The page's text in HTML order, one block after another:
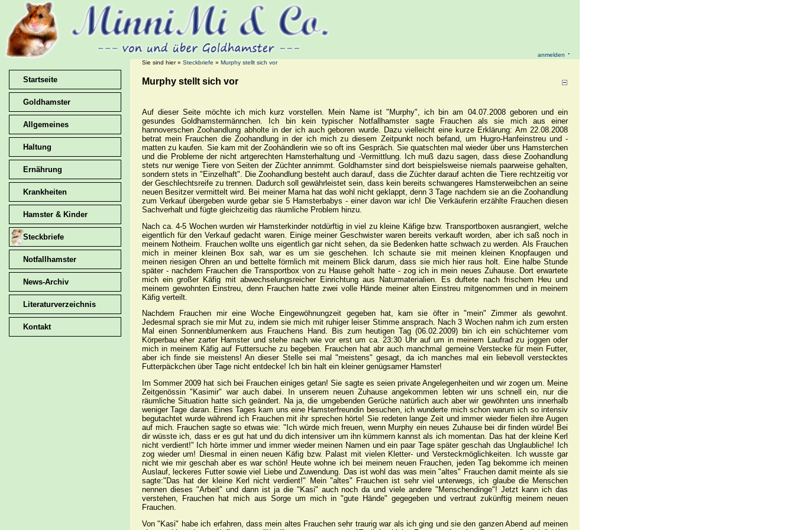
anmelden ·
Startseite
Goldhamster
Allgemeines
Haltung
Ernährung
Krankheiten
Hamster & Kinder
Steckbriefe
Notfallhamster
News-Archiv
Literaturverzeichnis
Kontakt
Sie sind hier » Steckbriefe » Murphy stellt sich vor
Murphy stellt sich vor
Auf dieser Seite möchte ich mich kurz vorstellen. Mein Name ist "Murphy", ich bin am 04.07.2008 geboren und ein
gesundes Goldhamstermännchen. Ich bin kein typischer Notfallhamster sagte Frauchen als sie mich aus einer
hannoverschen Zoohandlung abholte in der ich auch geboren wurde. Dazu vielleicht eine kurze Erklärung: Am 22.08.2008
betrat mein Frauchen die Zoohandlung in der ich mich zu diesem Zeitpunkt noch befand, um Hugro-Hanfeinstreu und -
matten zu kaufen. Sie kam mit der Zoohändlerin wie so oft ins Gespräch. Sie quatschten mal wieder über uns Hamsterchen
und die Probleme der nicht artgerechten Hamsterhaltung und -Vermittlung. Ich muß dazu sagen, dass diese Zoohandlung
stets nur wenige Tiere von Seiten der Züchter annimmt. Goldhamster sind dort beispielsweise niemals paarweise gehalten,
sondern stets in "Einzelhaft". Die Zoohandlung besteht auch darauf, dass die Züchter darauf achten die Tiere rechtzeitig vor
der Geschlechtsreife zu trennen. Dadurch soll gewährleistet sein, dass kein bereits schwangeres Hamsterweibchen an seine
neuen Besitzer vermittelt wird. Bei meiner Mama hat das wohl nicht geklappt, denn 3 Tage nachdem sie an die Zoohandlung
zum Verkauf übergeben wurde gebar sie 5 Hamsterbabys - einer davon war ich! Die Verkäuferin erzählte Frauchen diesen
Sachverhalt und fügte gleichzeitig das räumliche Problem hinzu.
Nach ca. 4-5 Wochen wurden wir Hamsterkinder notdürftig in viel zu kleine Käfige bzw. Transportboxen ausrangiert, welche
eigentlich für den Verkauf gedacht waren. Einige meiner Geschwister waren bereits verkauft worden, aber ich saß noch in
meinem Notheim. Frauchen wollte uns eigentlich gar nicht sehen, da sie Bedenken hatte schwach zu werden. Als Frauchen
mich in meiner kleinen Box sah, war es um sie geschehen. Ich schaute sie mit meinen kleinen Knopfaugen und
meinen riesigen Ohren an und bettelte förmlich mit meinem Blick darum, dass sie mich hier raus holt. Eine halbe Stunde
später - nachdem Frauchen die Transportbox von zu Hause geholt hatte - zog ich in mein neues Zuhause. Dort erwartete
mich ein großer Käfig mit abwechselungsreicher Einrichtung aus Naturmaterialien. Es duftete nach frischem Heu und
meinem gewohnten Einstreu, denn Frauchen hatte zwei volle Hände meiner alten Einstreu mitgenommen und in meinem
Käfig verteilt.
Nachdem Frauchen mir eine Woche Eingewöhnungzeit gegeben hat, kam sie öfter in "mein" Zimmer als gewohnt.
Jedesmal sprach sie mir Mut zu, indem sie mich mit ruhiger leiser Stimme ansprach. Nach 3 Wochen nahm ich zum ersten
Mal einen Sonnenblumenkern aus Frauchens Hand. Bis zum heutigen Tag (06.02.2009) bin ich ein schüchterner vom
Körperbau eher zarter Hamster und stehe nach wie vor erst um ca. 23:30 Uhr auf um in meinem Laufrad zu joggen oder
mich in meinem Käfig auf Futtersuche zu begeben. Frauchen hat abr auch manchmal gemeine Verstecke für mein Futter,
aber ich finde sie meistens! An dieser Stelle sei mal "meistens" gesagt, da ich manches mal ein liebevoll verstecktes
Futterpäckchen über Tage nicht entdecke! Ich bin halt ein kleiner genügsamer Hamster!
Im Sommer 2009 hat sich bei Frauchen einiges getan! Sie sagte es seien private Angelegenheiten und wir zogen um. Meine
Zeitgenössin "Kasimir" war auch dabei. In unserem neuen Zuhause angekommen lebten wir uns schnell ein, nur die
räumliche Situation hatte sich geändert. Na ja, die umgebenden Gerüche natürlich auch aber wir gewöhnten uns innerhalb
weniger Tage daran. Eines Tages kam uns eine Hamsterfreundin besuchen, ich wunderte mich schon warum ich so intensiv
begutachtet wurde während ich Frauchen mit ihr sprechen hörte! Sie redeten lange Zeit und immer wieder fielen ihre Augen
auf mich. Frauchen sagte so etwas wie: "Ich würde mich freuen, wenn Murphy ein neues Zuhause bei dir finden würde! Bei
dir wüsste ich, dass er es gut hat und du dich intensiver um ihn kümmern kannst als ich momentan. Das hat der kleine Kerl
nicht verdient!" Ich hörte immer und immer wieder meinen Namen und ein paar Tage später geschah das Unglaubliche! Ich
zog wieder um! Diesmal in einen neuen Käfig bzw. Palast mit vielen Kletter- und Versteckmöglichkeiten. Ich wusste gar
nicht wie mir geschah aber es war schön! Heute wohne ich bei meinem neuen Frauchen, jeden Tag bekomme ich meinen
Auslauf, leckeres Futter sowie viel Liebe und Zuwendung. Das ist wohl das was mein "altes" Frauchen damit meinte als sie
sagte:"Das hat der kleine Kerl nicht verdient!" Mein "altes" Frauchen ist sehr viel unterwegs, ich glaube die Menschen
nennen dieses "Arbeit" und dann ist ja die "Kasi" auch noch da und viele andere "Menschendinge"! Jetzt kann ich das
verstehen, Frauchen hat mich aus Sorge um mich in "gute Hände" gegegeben und vertraut zukünftig meinem neuen
Frauchen.
Von "Kasi" habe ich erfahren, dass mein altes Frauchen sehr traurig war als ich ging und sie den ganzen Abend auf meinen